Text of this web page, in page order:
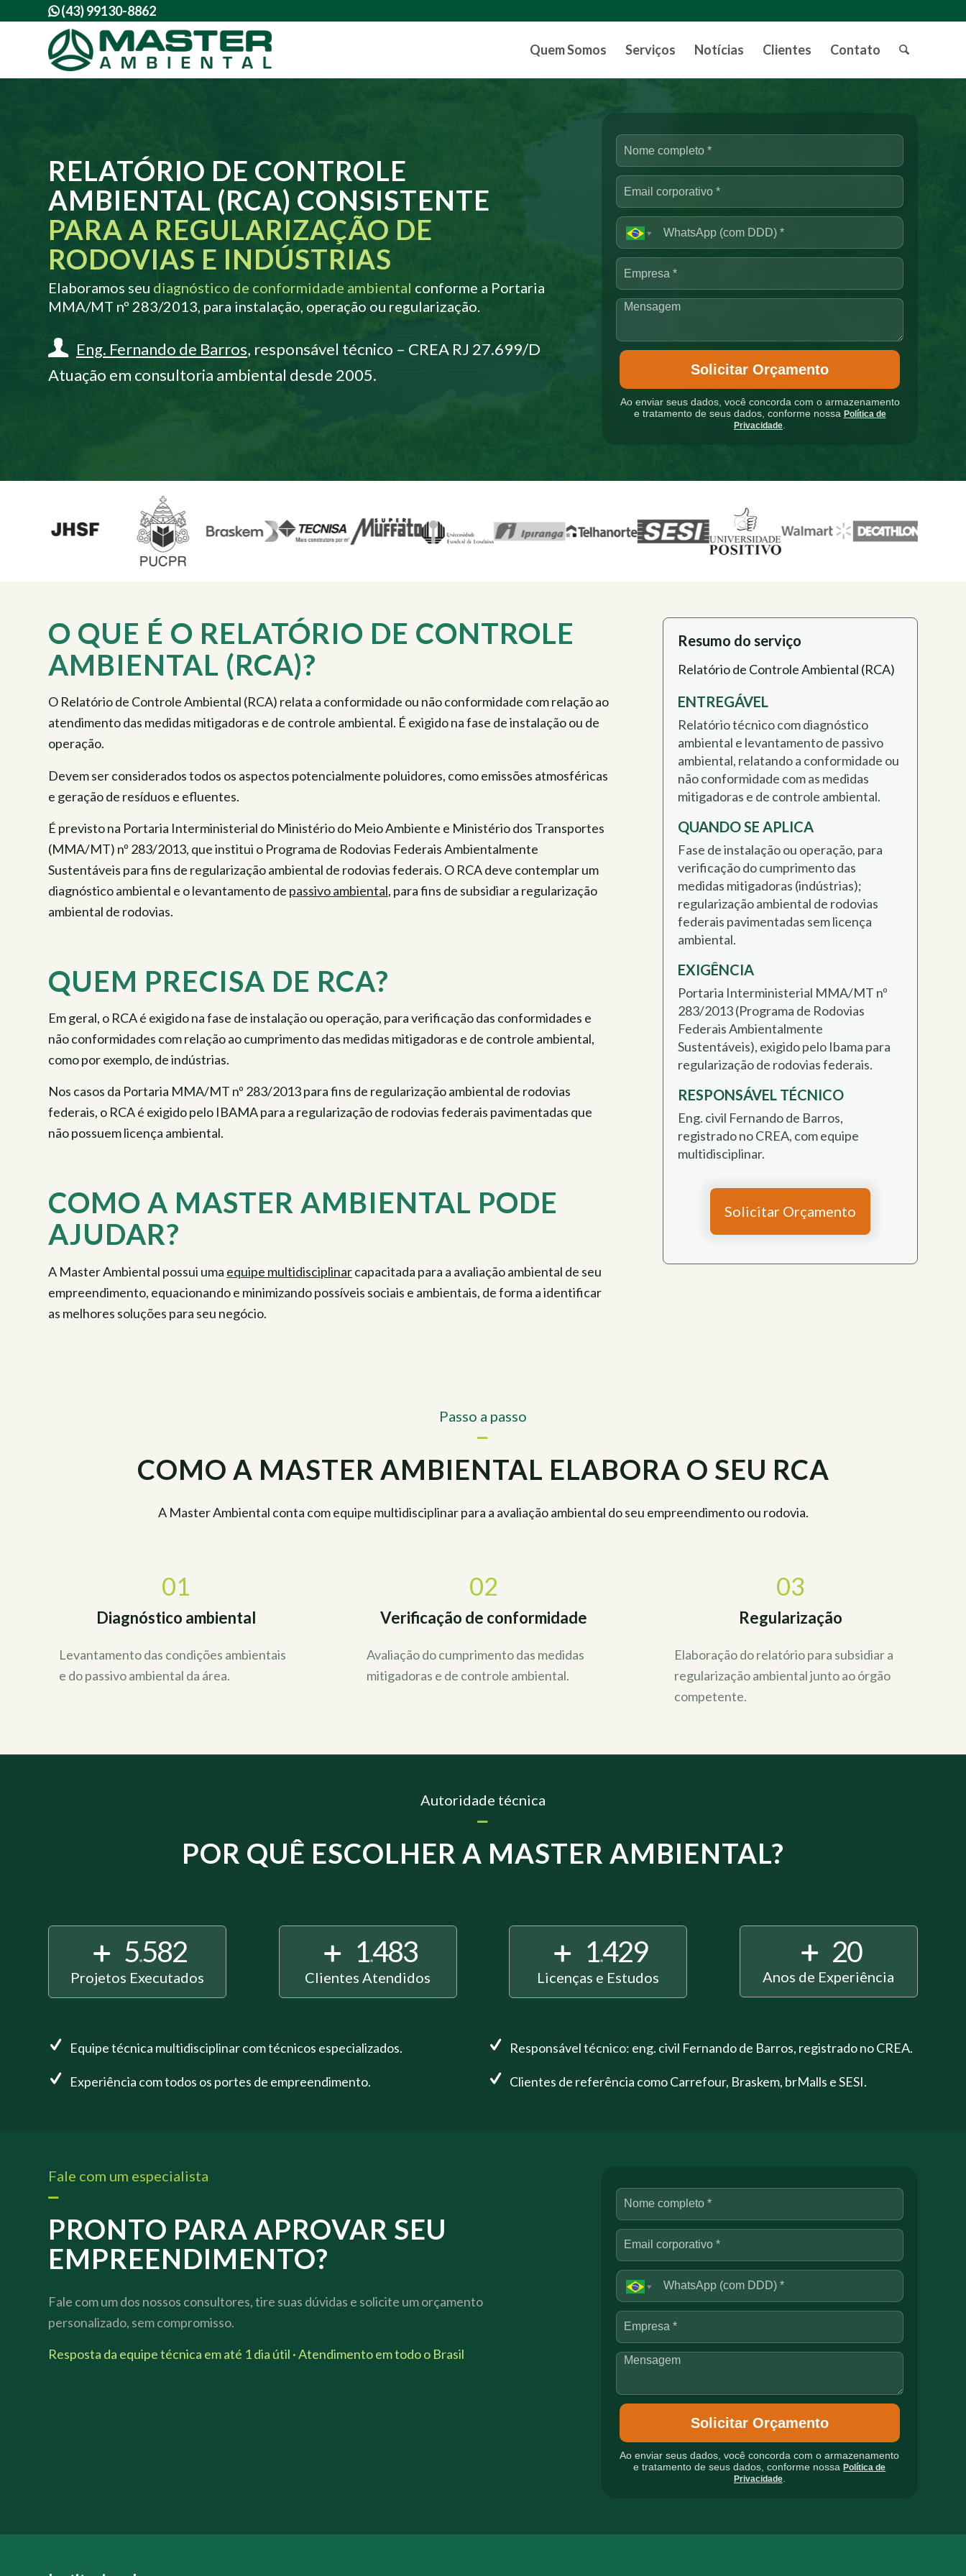
(43) 99130-8862
Quem Somos Serviços Notícias Clientes Contato
RELATÓRIO DE CONTROLE
AMBIENTAL (RCA) CONSISTENTE
PARA A REGULARIZAÇÃO DE
RODOVIAS E INDÚSTRIAS
Elaboramos seu diagnóstico de conformidade ambiental conforme a Portaria
MMA/MT nº 283/2013, para instalação, operação ou regularização.
Eng. Fernando de Barros, responsável técnico – CREA RJ 27.699/D
Atuação em consultoria ambiental desde 2005.
Solicitar Orçamento
Ao enviar seus dados, você concorda com o armazenamento
e tratamento de seus dados, conforme nossa Política de
Privacidade
O QUE É O RELATÓRIO DE CONTROLE
AMBIENTAL (RCA)?
O Relatório de Controle Ambiental (RCA) relata a conformidade ou não conformidade com relação ao
atendimento das medidas mitigadoras e de controle ambiental. É exigido na fase de instalação ou de
operação.
Devem ser considerados todos os aspectos potencialmente poluidores, como emissões atmosféricas
e geração de resíduos e efluentes.
É previsto na Portaria Interministerial do Ministério do Meio Ambiente e Ministério dos Transportes
(MMA/MT) nº 283/2013, que institui o Programa de Rodovias Federais Ambientalmente
Sustentáveis para fins de regularização ambiental de rodovias federais. O RCA deve contemplar um
diagnóstico ambiental e o levantamento de passivo ambiental, para fins de subsidiar a regularização
ambiental de rodovias.
QUEM PRECISA DE RCA?
Em geral, o RCA é exigido na fase de instalação ou operação, para verificação das conformidades e
não conformidades com relação ao cumprimento das medidas mitigadoras e de controle ambiental,
como por exemplo, de indústrias.
Nos casos da Portaria MMA/MT nº 283/2013 para fins de regularização ambiental de rodovias
federais, o RCA é exigido pelo IBAMA para a regularização de rodovias federais pavimentadas que
não possuem licença ambiental.
COMO A MASTER AMBIENTAL PODE
AJUDAR?
A Master Ambiental possui uma equipe multidisciplinarcapacitada para a avaliação ambiental de seu
empreendimento, equacionando e minimizando possíveis sociais e ambientais, de forma a identificar
as melhores soluções para seu negócio.
Resumo do serviço
Relatório de Controle Ambiental (RCA)
ENTREGÁVEL
Relatório técnico com diagnóstico
ambiental e levantamento de passivo
ambiental, relatando a conformidade ou
não conformidade com as medidas
mitigadoras e de controle ambiental.
QUANDO SE APLICA
Fase de instalação ou operação, para
verificação do cumprimento das
medidas mitigadoras (indústrias);
regularização ambiental de rodovias
federais pavimentadas sem licença
ambiental.
EXIGÊNCIA
Portaria Interministerial MMA/MT nº
283/2013 (Programa de Rodovias
Federais Ambientalmente
Sustentáveis), exigido pelo Ibama para
regularização de rodovias federais.
RESPONSÁVEL TÉCNICO
Eng. civil Fernando de Barros,
registrado no CREA, com equipe
multidisciplinar.
Solicitar Orçamento
Passo a passo
COMO A MASTER AMBIENTAL ELABORA O SEU RCA
A Master Ambiental conta com equipe multidisciplinar para a avaliação ambiental do seu empreendimento ou rodovia.
01
Diagnóstico ambiental
Levantamento das condições ambientais
e do passivo ambiental da área.
02
Verificação de conformidade
Avaliação do cumprimento das medidas
mitigadoras e de controle ambiental.
03
Regularização
Elaboração do relatório para subsidiar a
regularização ambiental junto ao órgão
competente.
Autoridade técnica
POR QUÊ ESCOLHER A MASTER AMBIENTAL?
5.582
Projetos Executados
1.483
Clientes Atendidos
1.429
Licenças e Estudos
20
Anos de Experiência
Equipe técnica multidisciplinar com técnicos especializados. Responsável técnico: eng. civil Fernando de Barros, registrado no CREA.
Experiência com todos os portes de empreendimento. Clientes de referência como Carrefour, Braskem, brMalls e SESI.
Fale com um especialista
PRONTO PARA APROVAR SEU
EMPREENDIMENTO?
Fale com um dos nossos consultores, tire suas dúvidas e solicite um orçamento
personalizado, sem compromisso.
Resposta da equipe técnica em até 1 dia útil · Atendimento em todo o Brasil
Solicitar Orçamento
Ao enviar seus dados, você concorda com o armazenamento
e tratamento de seus dados, conforme nossaPolítica de
Privacidade.